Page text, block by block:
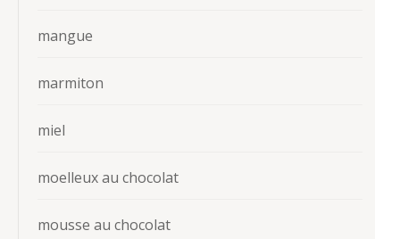
mangue
marmiton
miel
moelleux au chocolat
mousse au chocolat